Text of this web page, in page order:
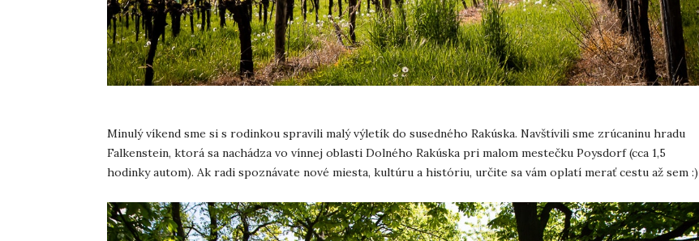
Minulý víkend sme si s rodinkou spravili malý výletík do susedného Rakúska. Navštívili sme zrúcaninu hradu
Falkenstein, ktorá sa nachádza vo vínnej oblasti Dolného Rakúska pri malom mestečku Poysdorf (cca 1,5
hodinky autom). Ak radi spoznávate nové miesta, kultúru a históriu, určite sa vám oplatí merať cestu až sem :)